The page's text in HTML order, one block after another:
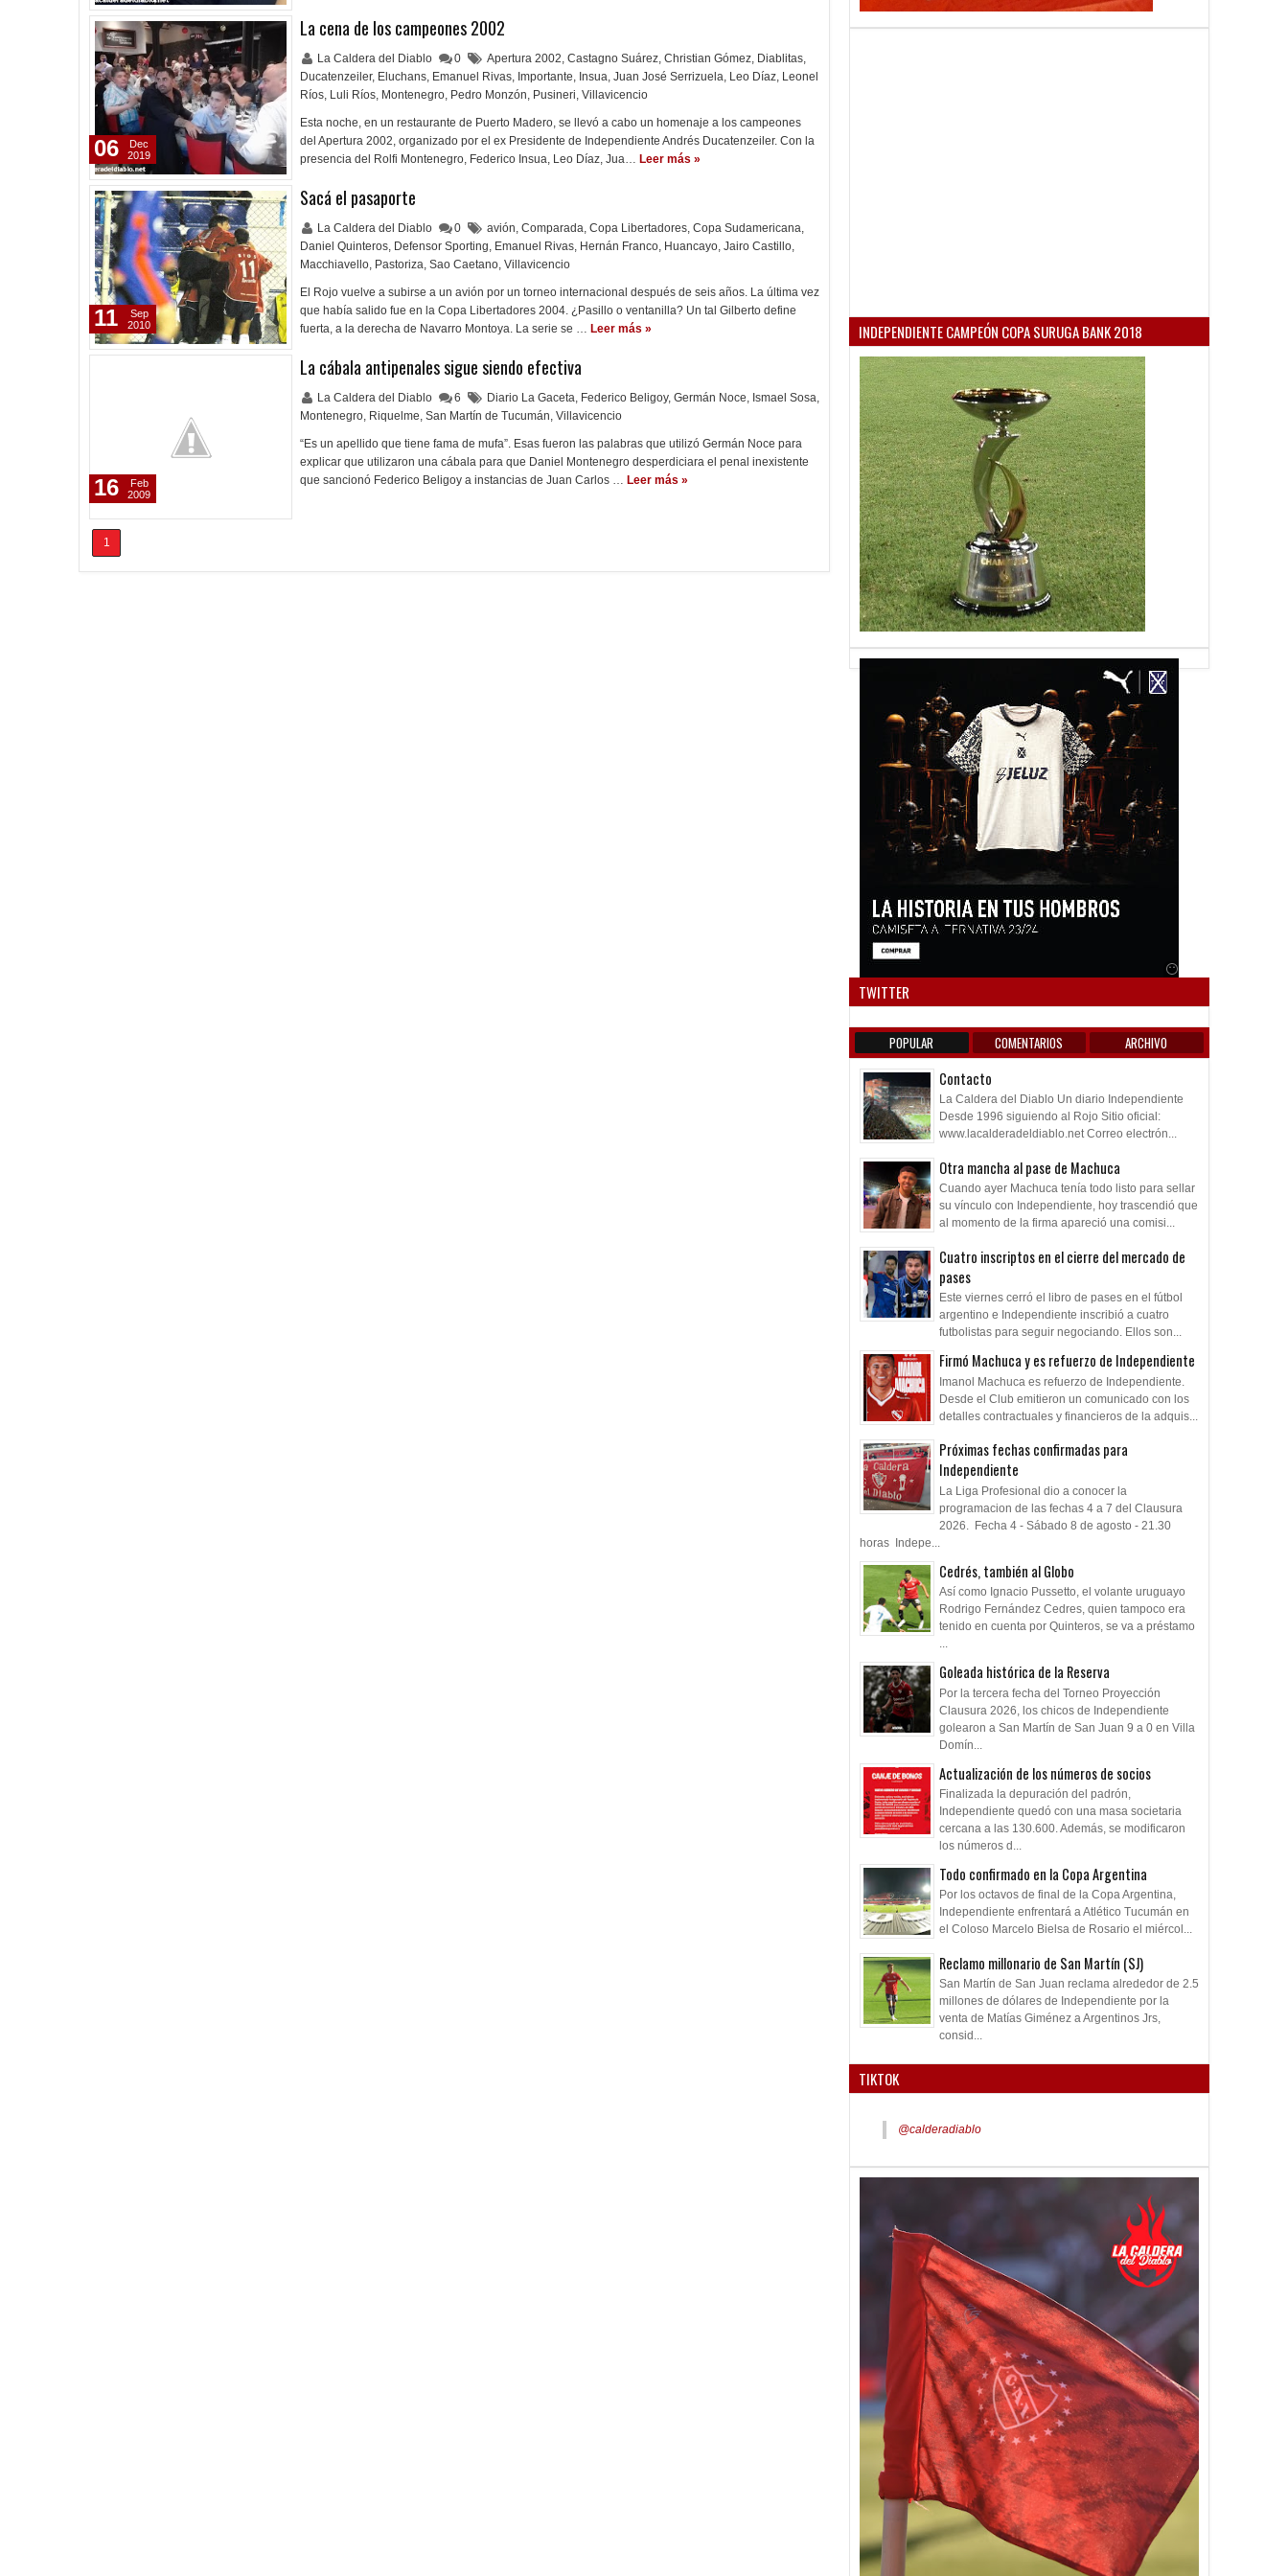
La cena de los campeones 2002
La Caldera del Diablo 0 Apertura 2002, Castagno Suárez, Christian Gómez, Diablitas,
Ducatenzeiler, Eluchans, Emanuel Rivas, Importante, Insua, Juan José Serrizuela, Leo Díaz, Leonel
Ríos, Luli Ríos, Montenegro, Pedro Monzón, Pusineri, Villavicencio
Esta noche, en un restaurante de Puerto Madero, se llevó a cabo un homenaje a los campeones
del Apertura 2002, organizado por el ex Presidente de Independiente Andrés Ducatenzeiler. Con la
presencia del Rolfi Montenegro, Federico Insua, Leo Díaz, Jua… Leer más »
06
Dec
2019
Sacá el pasaporte
La Caldera del Diablo 0 avión, Comparada, Copa Libertadores, Copa Sudamericana,
Daniel Quinteros, Defensor Sporting, Emanuel Rivas, Hernán Franco, Huancayo, Jairo Castillo,
Macchiavello, Pastoriza, Sao Caetano, Villavicencio
El Rojo vuelve a subirse a un avión por un torneo internacional después de seis años. La última vez
que había salido fue en la Copa Libertadores 2004. ¿Pasillo o ventanilla? Un tal Gilberto define
fuerta, a la derecha de Navarro Montoya. La serie se … Leer más »
11
Sep
2010
La cábala antipenales sigue siendo efectiva
La Caldera del Diablo 6 Diario La Gaceta, Federico Beligoy, Germán Noce, Ismael Sosa,
Montenegro, Riquelme, San Martín de Tucumán, Villavicencio
“Es un apellido que tiene fama de mufa”. Esas fueron las palabras que utilizó Germán Noce para
explicar que utilizaron una cábala para que Daniel Montenegro desperdiciara el penal inexistente
que sancionó Federico Beligoy a instancias de Juan Carlos … Leer más »
16
Feb
2009
1
INDEPENDIENTE CAMPEÓN COPA SURUGA BANK 2018
TWITTER
POPULAR COMENTARIOS ARCHIVO
Contacto
La Caldera del Diablo Un diario Independiente
Desde 1996 siguiendo al Rojo Sitio oficial:
www.lacalderadeldiablo.net Correo electrón...
Otra mancha al pase de Machuca
Cuando ayer Machuca tenía todo listo para sellar
su vínculo con Independiente, hoy trascendió que
al momento de la firma apareció una comisi...
Cuatro inscriptos en el cierre del mercado de
pases
Este viernes cerró el libro de pases en el fútbol
argentino e Independiente inscribió a cuatro
futbolistas para seguir negociando. Ellos son...
Firmó Machuca y es refuerzo de Independiente
Imanol Machuca es refuerzo de Independiente.
Desde el Club emitieron un comunicado con los
detalles contractuales y financieros de la adquis...
Próximas fechas confirmadas para
Independiente
La Liga Profesional dio a conocer la
programacion de las fechas 4 a 7 del Clausura
2026. Fecha 4 - Sábado 8 de agosto - 21.30
horas Indepe...
Cedrés, también al Globo
Así como Ignacio Pussetto, el volante uruguayo
Rodrigo Fernández Cedres, quien tampoco era
tenido en cuenta por Quinteros, se va a préstamo
...
Goleada histórica de la Reserva
Por la tercera fecha del Torneo Proyección
Clausura 2026, los chicos de Independiente
golearon a San Martín de San Juan 9 a 0 en Villa
Domín...
Actualización de los números de socios
Finalizada la depuración del padrón,
Independiente quedó con una masa societaria
cercana a las 130.600. Además, se modificaron
los números d...
Todo confirmado en la Copa Argentina
Por los octavos de final de la Copa Argentina,
Independiente enfrentará a Atlético Tucumán en
el Coloso Marcelo Bielsa de Rosario el miércol...
Reclamo millonario de San Martín (SJ)
San Martín de San Juan reclama alrededor de 2.5
millones de dólares de Independiente por la
venta de Matías Giménez a Argentinos Jrs,
consid...
TIKTOK
@calderadiablo